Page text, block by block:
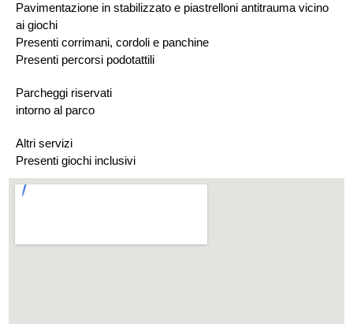
Pavimentazione in stabilizzato e piastrelloni antitrauma vicino
ai giochi
Presenti corrimani, cordoli e panchine
Presenti percorsi podotattili
Parcheggi riservati
intorno al parco
Altri servizi
Presenti giochi inclusivi